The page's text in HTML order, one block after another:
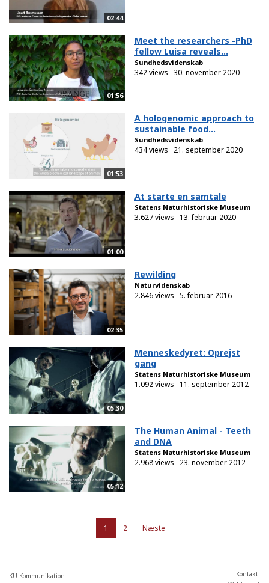
02:44
01:56
Meet the researchers -PhD
fellow Luisa reveals...
Sundhedsvidenskab
342 views 30. november 2020
01:53
A hologenomic approach to
sustainable food...
Sundhedsvidenskab
434 views 21. september 2020
01:00
At starte en samtale
Statens Naturhistoriske Museum
3.627 views 13. februar 2020
02:35
Rewilding
Naturvidenskab
2.846 views 5. februar 2016
05:30
Menneskedyret: Oprejst
gang
Statens Naturhistoriske Museum
1.092 views 11. september 2012
05:12
The Human Animal - Teeth
and DNA
Statens Naturhistoriske Museum
2.968 views 23. november 2012
1 2 Næste
KU Kommunikation
Kontakt: